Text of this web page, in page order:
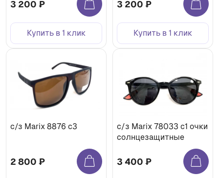
3 200 ₽
Купить в 1 клик
3 200 ₽
Купить в 1 клик
с/з Marix 8876 c3
2 800 ₽
c/з Marix 78033 с1 очки
солнцезащитные
3 400 ₽